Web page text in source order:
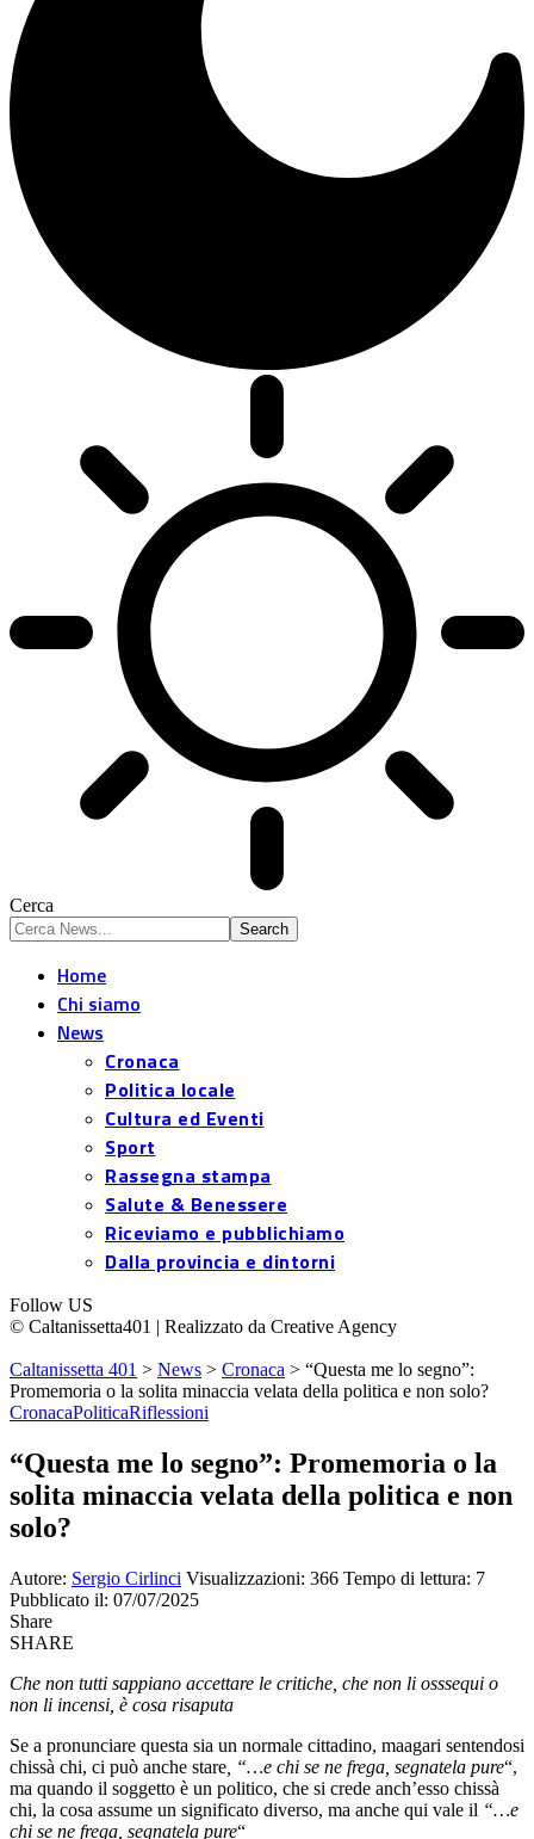
Cerca
Home
Chi siamo
News
Cronaca
Politica locale
Cultura ed Eventi
Sport
Rassegna stampa
Salute & Benessere
Riceviamo e pubblichiamo
Dalla provincia e dintorni
Follow US
© Caltanissetta401 | Realizzato da Creative Agency
Caltanissetta 401 > News > Cronaca > “Questa me lo segno”:
Promemoria o la solita minaccia velata della politica e non solo?
CronacaPoliticaRiflessioni
“Questa me lo segno”: Promemoria o la
solita minaccia velata della politica e non
solo?
Autore: Sergio Cirlinci Visualizzazioni: 366 Tempo di lettura: 7
Pubblicato il: 07/07/2025
Share
SHARE
Che non tutti sappiano accettare le critiche, che non li osssequi o
non li incensi, è cosa risaputa
Se a pronunciare questa sia un normale cittadino, maagari sentendosi
chissà chi, ci può anche stare , “…e chi se ne frega, segnatela pure“,
ma quando il soggetto è un politico, che si crede anch’esso chissà
chi, la cosa assume un significato diverso, ma anche qui vale il “…e
chi se ne frega, segnatela pure“